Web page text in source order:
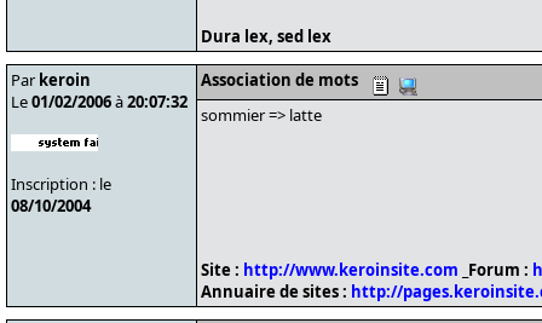
Dura lex, sed lex
Par keroin
Le01/02/2006à20:07:32
Inscription : le
08/10/2004
Association de mots
sommier => latte
Site : http://www.keroinsite.com _Forum :
Annuaire de sites : http://